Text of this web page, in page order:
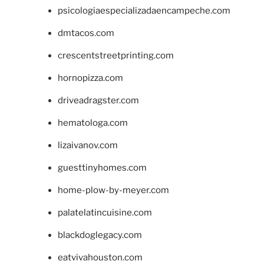
psicologiaespecializadaencampeche.com
dmtacos.com
crescentstreetprinting.com
hornopizza.com
driveadragster.com
hematologa.com
lizaivanov.com
guesttinyhomes.com
home-plow-by-meyer.com
palatelatincuisine.com
blackdoglegacy.com
eatvivahouston.com